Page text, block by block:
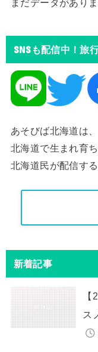
まだデータがありま
SNSも配信中！旅
あそびば北海道は、
北海道で生まれ育
北海道民が配信す
新着記事
ス